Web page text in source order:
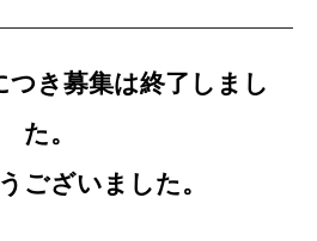
き募集は終了しまし
た。
ございました。